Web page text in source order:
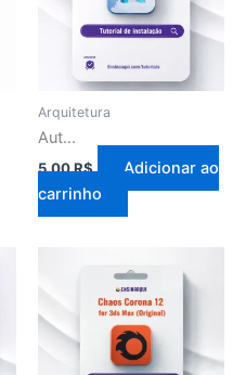
Arquitetura
Autodesk Revit 2024 PRO
5,00R$
Adicionar ao
carrinho